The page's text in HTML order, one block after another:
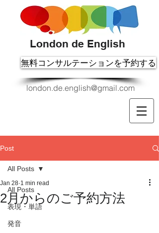
London de English
無料コンサルテーションを予約する
london.de.english@gmail.com
Post
All Posts
表現・単語
発音
All Posts
2月からのご予約方法
Jan 28 1 min read